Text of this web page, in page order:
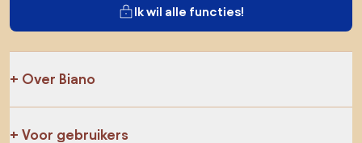
Ik wil alle functies!
Over Biano
Voor gebruikers